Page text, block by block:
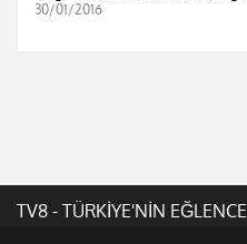
30/01/2016
TV8 - TÜRKİYE'NİN